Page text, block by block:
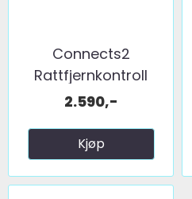
Connects2
Rattfjernkontroll
interface ...
2.590,-
Kjøp